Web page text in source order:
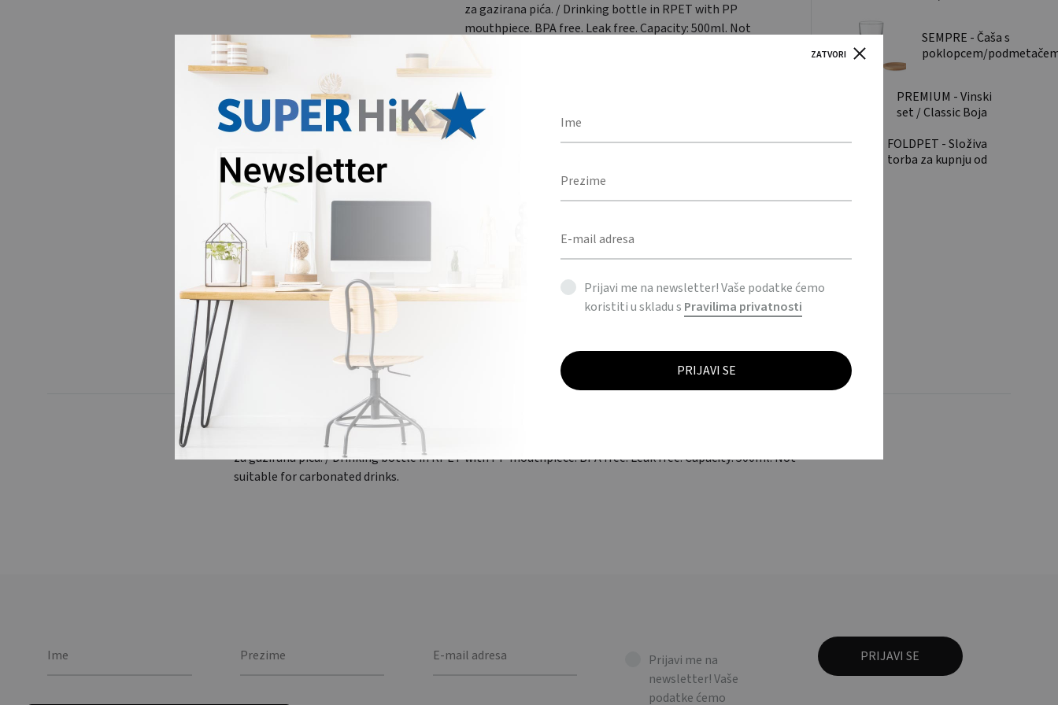
za gazirana pića. / Drinking bottle in RPET with PP
mouthpiece. BPA free. Leak free. Capacity: 500ml. Not
SEMPRE - Čaša s
poklopcem/
PREMIUM - Vinski
set / Classic Boja
FOLDPET - Složiva
torba za kupnju od
DODATNE INFORMACIJE
Boca za piće od RPET-a s nastavkom za piće. Bez BPA. Ne propušta tekućinu. Kapacitet: 500 ml. Nije prikladno
za gazirana pića. / Drinking bottle in RPET with PP mouthpiece. BPA free. Leak free. Capacity: 500ml. Not
suitable for carbonated drinks.
Prijavi me na
newsletter! Vaše
podatke ćemo
ZATVORI
Prijavi me na newsletter! Vaše podatke ćemo
koristiti u skladu s Pravilima privatnosti